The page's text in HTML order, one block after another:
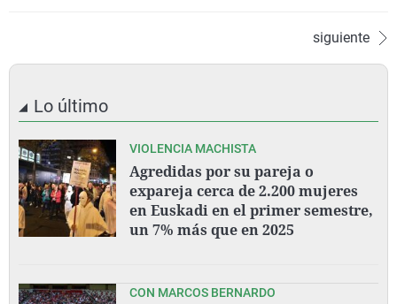
siguiente
Lo último
VIOLENCIA MACHISTA
Agredidas por su pareja o
expareja cerca de 2.200 mujeres
en Euskadi en el primer semestre,
un 7% más que en 2025
CON MARCOS BERNARDO